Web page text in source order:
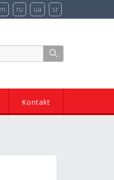
ru ua sr
Kontakt